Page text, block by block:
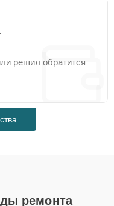
решил обратится
ремонта